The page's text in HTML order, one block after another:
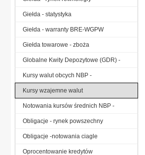
Giełda - statystyka
Giełda - warranty BRE-WGPW
Giełda towarowe - zboża
Globalne Kwity Depozytowe (GDR) -
Kursy walut obcych NBP -
Kursy wzajemne walut
Notowania kursów średnich NBP -
Obligacje - rynek powszechny
Obligacje -notowania ciagle
Oprocentowanie kredytów